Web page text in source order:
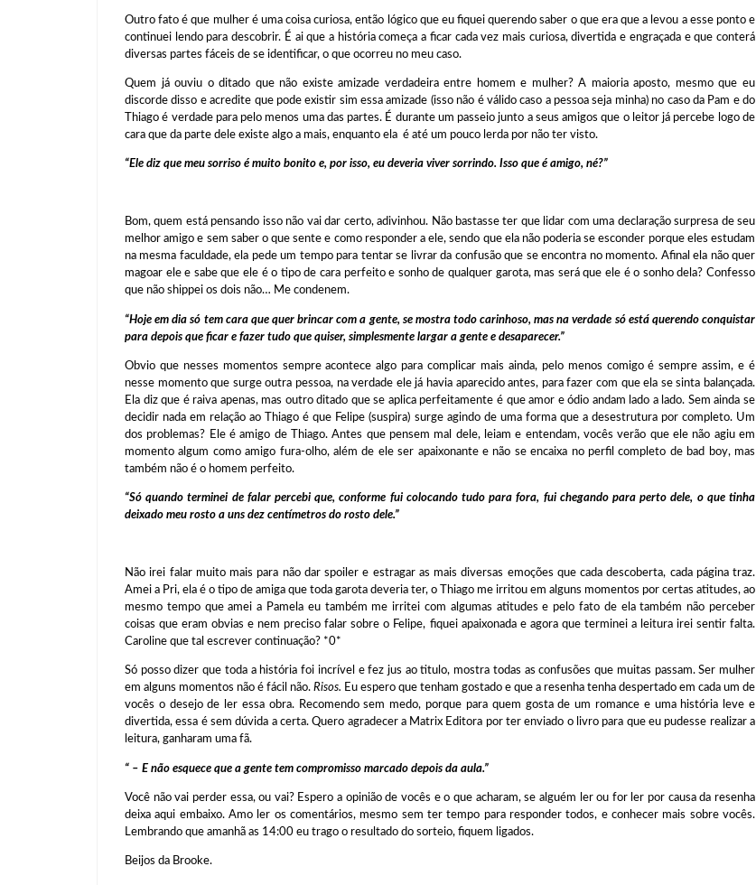
Outro fato é que mulher é uma coisa curiosa, então lógico que eu fiquei querendo saber o que era que a levou a esse ponto e
continuei lendo para descobrir. É ai que a história começa a ficar cada vez mais curiosa, divertida e engraçada e que conterá
diversas partes fáceis de se identificar, o que ocorreu no meu caso.
Quem já ouviu o ditado que não existe amizade verdadeira entre homem e mulher? A maioria aposto, mesmo que eu
discorde disso e acredite que pode existir sim essa amizade (isso não é válido caso a pessoa seja minha) no caso da Pam e do
Thiago é verdade para pelo menos uma das partes. É durante um passeio junto a seus amigos que o leitor já percebe logo de
cara que da parte dele existe algo a mais, enquanto ela é até um pouco lerda por não ter visto.
“Ele diz que meu sorriso é muito bonito e, por isso, eu deveria viver sorrindo. Isso que é amigo, né?”
Bom, quem está pensando isso não vai dar certo, adivinhou. Não bastasse ter que lidar com uma declaração surpresa de seu
melhor amigo e sem saber o que sente e como responder a ele, sendo que ela não poderia se esconder porque eles estudam
na mesma faculdade, ela pede um tempo para tentar se livrar da confusão que se encontra no momento. Afinal ela não quer
magoar ele e sabe que ele é o tipo de cara perfeito e sonho de qualquer garota, mas será que ele é o sonho dela? Confesso
que não shippei os dois não… Me condenem.
“Hoje em dia só tem cara que quer brincar com a gente, se mostra todo carinhoso, mas na verdade só está querendo conquistar
para depois que ficar e fazer tudo que quiser, simplesmente largar a gente e desaparecer.”
Obvio que nesses momentos sempre acontece algo para complicar mais ainda, pelo menos comigo é sempre assim, e é
nesse momento que surge outra pessoa, na verdade ele já havia aparecido antes, para fazer com que ela se sinta balançada.
Ela diz que é raiva apenas, mas outro ditado que se aplica perfeitamente é que amor e ódio andam lado a lado. Sem ainda se
decidir nada em relação ao Thiago é que Felipe (suspira) surge agindo de uma forma que a desestrutura por completo. Um
dos problemas? Ele é amigo de Thiago. Antes que pensem mal dele, leiam e entendam, vocês verão que ele não agiu em
momento algum como amigo fura-olho, além de ele ser apaixonante e não se encaixa no perfil completo de bad boy, mas
também não é o homem perfeito.
“Só quando terminei de falar percebi que, conforme fui colocando tudo para fora, fui chegando para perto dele, o que tinha
deixado meu rosto a uns dez centímetros do rosto dele.”
Não irei falar muito mais para não dar spoiler e estragar as mais diversas emoções que cada descoberta, cada página traz.
Amei a Pri, ela é o tipo de amiga que toda garota deveria ter, o Thiago me irritou em alguns momentos por certas atitudes, ao
mesmo tempo que amei a Pamela eu também me irritei com algumas atitudes e pelo fato de ela também não perceber
coisas que eram obvias e nem preciso falar sobre o Felipe, fiquei apaixonada e agora que terminei a leitura irei sentir falta.
Caroline que tal escrever continuação? *0*
Só posso dizer que toda a história foi incrível e fez jus ao titulo, mostra todas as confusões que muitas passam. Ser mulher
em alguns momentos não é fácil não. Risos. Eu espero que tenham gostado e que a resenha tenha despertado em cada um de
vocês o desejo de ler essa obra. Recomendo sem medo, porque para quem gosta de um romance e uma história leve e
divertida, essa é sem dúvida a certa. Quero agradecer a Matrix Editora por ter enviado o livro para que eu pudesse realizar a
leitura, ganharam uma fã.
“ – E não esquece que a gente tem compromisso marcado depois da aula.”
Você não vai perder essa, ou vai? Espero a opinião de vocês e o que acharam, se alguém ler ou for ler por causa da resenha
deixa aqui embaixo. Amo ler os comentários, mesmo sem ter tempo para responder todos, e conhecer mais sobre vocês.
Lembrando que amanhã as 14:00 eu trago o resultado do sorteio, fiquem ligados.
Beijos da Brooke.